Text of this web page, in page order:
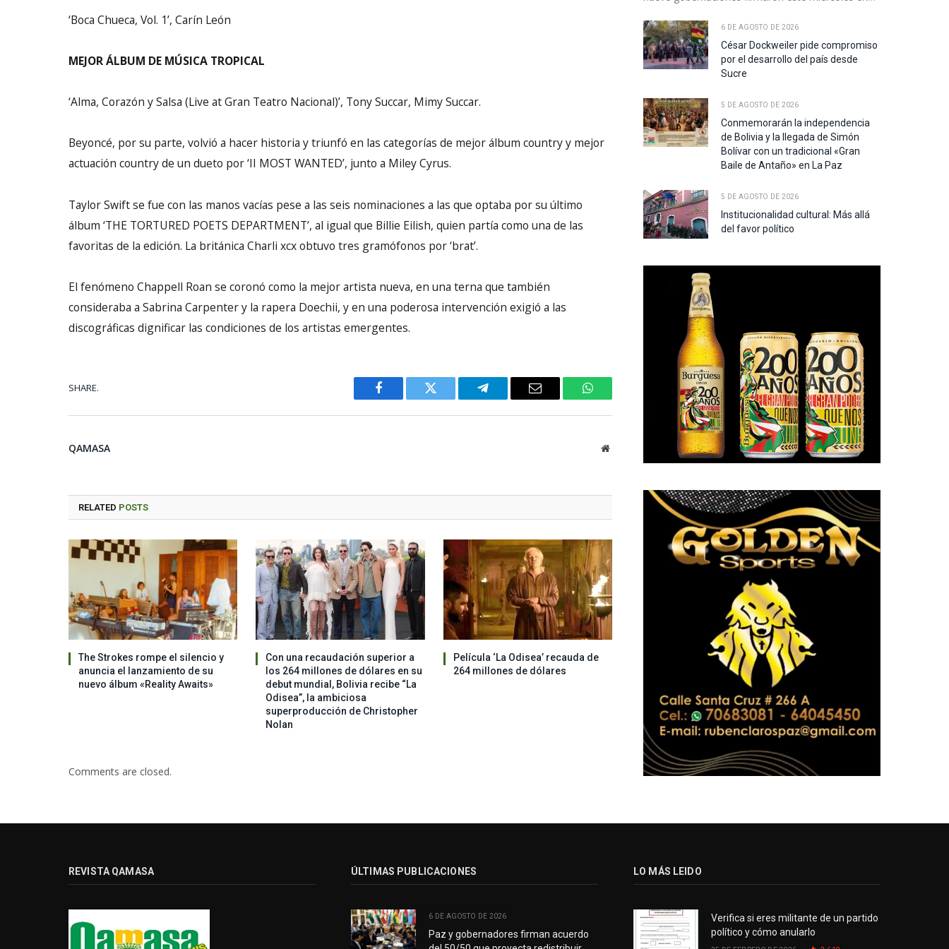
‘Boca Chueca, Vol. 1’, Carín León
MEJOR ÁLBUM DE MÚSICA TROPICAL
‘Alma, Corazón y Salsa (Live at Gran Teatro Nacional)’, Tony Succar, Mimy Succar.
Beyoncé, por su parte, volvió a hacer historia y triunfó en las categorías de mejor álbum country y mejor
actuación country de un dueto por ‘II MOST WANTED’, junto a Miley Cyrus.
Taylor Swift se fue con las manos vacías pese a las seis nominaciones a las que optaba por su último
álbum ‘THE TORTURED POETS DEPARTMENT’, al igual que Billie Eilish, quien partía como una de las
favoritas de la edición. La británica Charli xcx obtuvo tres gramófonos por ‘brat’.
El fenómeno Chappell Roan se coronó como la mejor artista nueva, en una terna que también
consideraba a Sabrina Carpenter y la rapera Doechii, y en una poderosa intervención exigió a las
discográficas dignificar las condiciones de los artistas emergentes.
SHARE.
Facebook Twitter Telegram Email WhatsApp
QAMASA Website
RELATED POSTS
The Strokes rompe el silencio y
anuncia el lanzamiento de su
nuevo álbum «Reality Awaits»
Con una recaudación superior a
los 264 millones de dólares en su
debut mundial, Bolivia recibe “La
Odisea”, la ambiciosa
superproducción de Christopher
Nolan
Película ‘La Odisea’ recauda de
264 millones de dólares
Comments are closed.
6 DE AGOSTO DE 2026
César Dockweiler pide compromiso
por el desarrollo del país desde
Sucre
5 DE AGOSTO DE 2026
Conmemorarán la independencia
de Bolivia y la llegada de Simón
Bolívar con un tradicional «Gran
Baile de Antaño» en La Paz
5 DE AGOSTO DE 2026
Institucionalidad cultural: Más allá
del favor político
REVISTA QAMASA ÚLTIMAS PUBLICACIONES
6 DE AGOSTO DE 2026
Paz y gobernadores firman acuerdo
LO MÁS LEIDO
Verifica si eres militante de un partido
político y cómo anularlo